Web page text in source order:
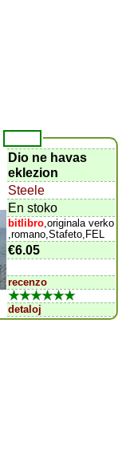
Dio ne havas
eklezion
Steele
En stoko
bitlibro ,originala verko
,romano,Stafeto,FEL
€6.05
recenzo
★★★★★★
detaloj